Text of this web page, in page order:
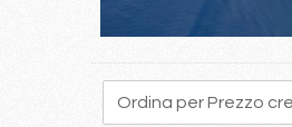
265 266 267